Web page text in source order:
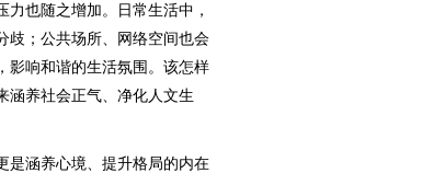
也随之增加。日常生活中，
歧；公共场所、网络空间也会
影响和谐的生活氛围。该怎样
涵养社会正气、净化人文生
涵养心境、提升格局的内在